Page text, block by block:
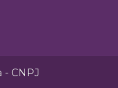
- CNPJ